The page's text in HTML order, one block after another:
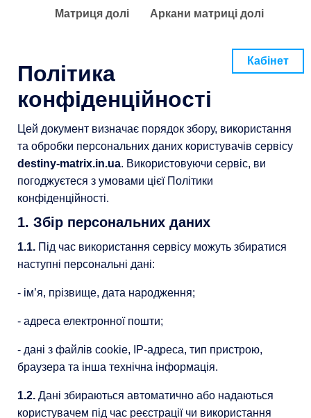
Матриця долі Аркани матриці долі
Кабінет
Політика
конфіденційності
Цей документ визначає порядок збору, використання
та обробки персональних даних користувачів сервісу
destiny-matrix.in.ua. Використовуючи сервіс, ви
погоджуєтеся з умовами цієї Політики
конфіденційності.
1. Збір персональних даних
1.1. Під час використання сервісу можуть збиратися
наступні персональні дані:
- ім’я, прізвище, дата народження;
- адреса електронної пошти;
- дані з файлів cookie, IP-адреса, тип пристрою,
браузера та інша технічна інформація.
1.2. Дані збираються автоматично або надаються
користувачем під час реєстрації чи використання